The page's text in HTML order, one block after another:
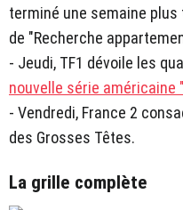
terminé une semaine plus
de "Recherche
- Jeudi, TF1 dévoile les
nouvelle série américaine
- Vendredi, France 2
des Grosses Têtes.
La grille complète